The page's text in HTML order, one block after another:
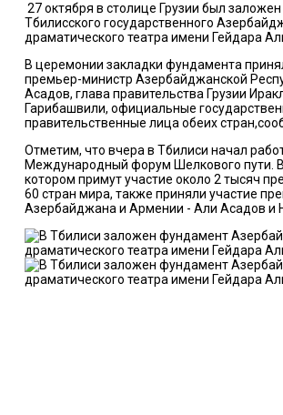
27 октября в столице Грузии был
Тбилисского государственного
драматического театра имени Гейдара
В церемонии закладки фундамента
премьер-министр Азербайджанской
Асадов, глава правительства Грузии
Гарибашвили, официальные
правительственные лица обеих
Отметим, что вчера в Тбилиси начал
Международный форум Шелкового пути.
котором примут участие около 2 тысяч
60 стран мира, также приняли участие
Азербайджана и Армении - Али Асадов и